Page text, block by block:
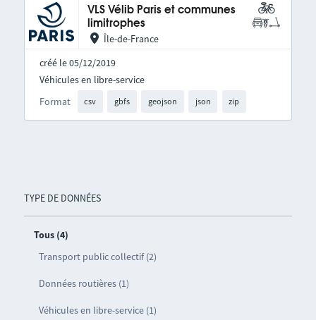
TYPE DE DONNÉES
Tous (4)
Transport public collectif (2)
Données routières (1)
Véhicules en libre-service (1)
VLS Vélib Paris et communes
limitrophes
Île-de-France
créé le 05/12/2019
Format csv gbfs geojson json zip
Véhicules en libre-service